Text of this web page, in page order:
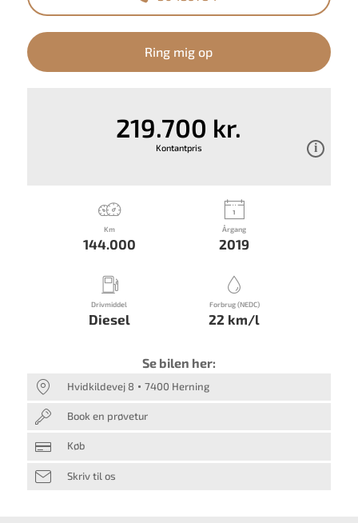
Ring mig op
219.700 kr.
Kontantpris
Km
144.000
Årgang
2019
Drivmiddel
Diesel
Forbrug (NEDC)
22 km/l
Se bilen her:
Hvidkildevej 8 7400 Herning
Book en prøvetur
Køb
Skriv til os